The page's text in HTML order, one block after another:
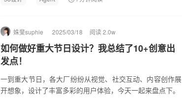
姝斐suphie 2025/03/18 阅读 2.0w
如何做好重大节日设计？我总结了10+创意出
发点！
一到重大节日，各大厂纷纷从视觉、社交互动、内容创作展
开想象，设计了丰富多彩的用户体验，今天一起来盘点下。